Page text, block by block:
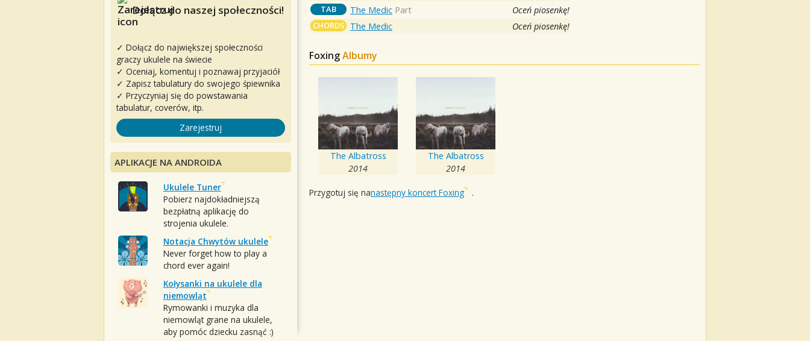
TAB The Medic Part Oceń piosenkę!
CHORDS The Medic Oceń piosenkę!
FoxingAlbumy
The Albatross
2014
The Albatross
2014
Przygotuj się nanastępny koncert Foxing .
Dołącz do naszej społeczności!
✓ Dołącz do największej społeczności
graczy ukulele na świecie
✓ Oceniaj, komentuj i poznawaj przyjaciół
✓ Zapisz tabulatury do swojego śpiewnika
✓ Przyczyniaj się do powstawania
tabulatur, coverów, itp.
Zarejestruj
APLIKACJE NA ANDROIDA
Ukulele Tuner
Pobierz najdokładniejszą
bezpłatną aplikację do
strojenia ukulele.
Notacja Chwytów ukulele
Never forget how to play a
chord ever again!
Kołysanki na ukulele dla
niemowląt
Rymowanki i muzyka dla
niemowląt grane na ukulele,
aby pomóc dziecku zasnąć :)